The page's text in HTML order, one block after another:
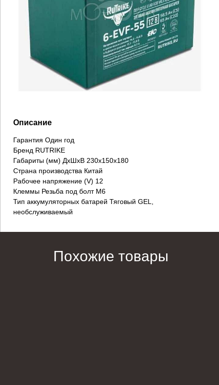
Описание
Гарантия Один год
Бренд RUTRIKE
Габариты (мм) ДxШxВ 230x150x180
Страна производства Китай
Рабочее напряжение (V) 12
Клеммы Резьба под болт M6
Тип аккумуляторных батарей Тяговый GEL,
необслуживаемый
Похожие товары